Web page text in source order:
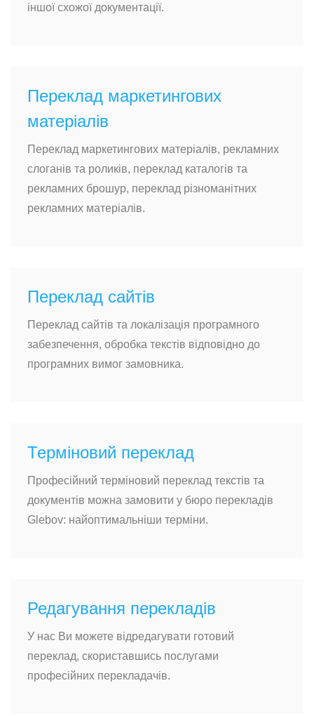
іншої схожої документації.
Переклад маркетингових
матеріалів
Переклад маркетингових матеріалів, рекламних
слоганів та роликів, переклад каталогів та
рекламних брошур, переклад різноманітних
рекламних матеріалів.
Переклад сайтів
Переклад сайтів та локалізація програмного
забезпечення, обробка текстів відповідно до
програмних вимог замовника.
Терміновий переклад
Професійний терміновий переклад текстів та
документів можна замовити у бюро перекладів
Glebov: найоптимальніши терміни.
Редагування перекладів
У нас Ви можете відредагувати готовий
переклад, скориставшись послугами
професійних перекладачів.